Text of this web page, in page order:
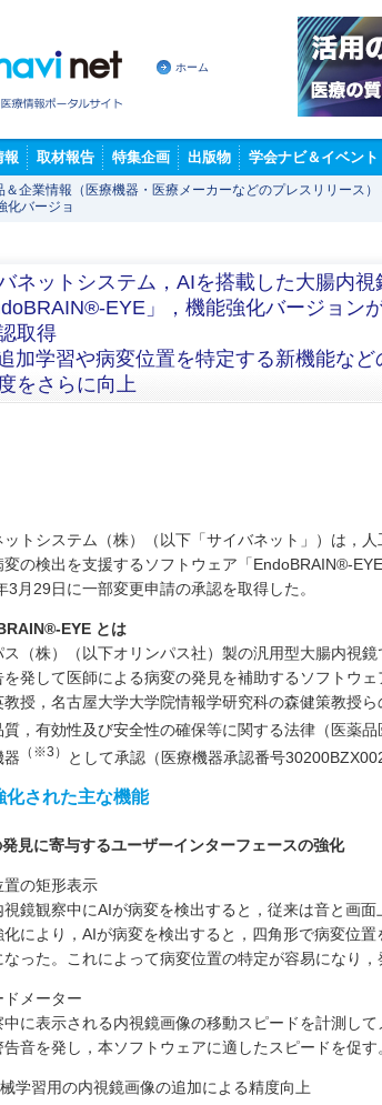
ホーム
報 取材報告 特集企画 出版物 学会ナビ＆イベント
＆企業情報（医療機器・医療メーカーなどのプレスリリース）
化バージョ
ネットシステム，AIを搭載した大腸内
EYE」，機能強化バージョン
取得
加学習や病変位置を特定する新機能な
をさらに向上
トシステム（株）（以下「サイバネット」）は，人
変の検出を支援するソフトウェア「EndoBRAIN®-
3月29日に一部変更申請の承認を取得した。
EYE とは
ス（株）（以下オリンパス社）製の汎用型大腸内視
を発して医師による病変の発見を補助するソフトウ
教授，名古屋大学大学院情報学研究科の森健策教授
質，有効性及び安全性の確保等に関する法律（医薬品
器 （※3） として承認（医療機器承認番号
化された主な機能
見に寄与するユーザーインターフェースの強化
置の矩形表示
視鏡観察中にAIが病変を検出すると，従来は音と画
化により，AIが病変を検出すると，四角形で病変位
った。これによって病変位置の特定が容易になり
ドメーター
中に表示される内視鏡画像の移動スピードを計測し
音を発し，本ソフトウェアに適したスピードを促す
学習用の内視鏡画像の追加による精度向上